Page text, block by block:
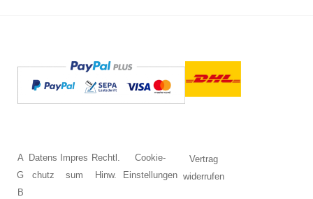
A
G
B
Datens
chutz
Impres
sum
Rechtl.
Hinw.
Cookie-
Einstellungen
Vertrag
widerrufen